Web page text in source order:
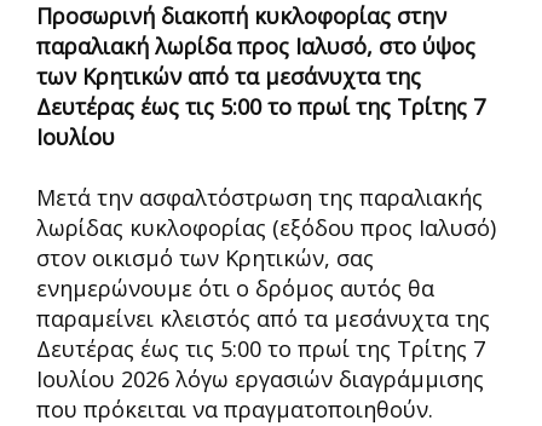
Προσωρινή διακοπή κυκλοφορίας στην
παραλιακή λωρίδα προς Ιαλυσό, στο ύψος
των Κρητικών από τα μεσάνυχτα της
Δευτέρας έως τις 5:00 το πρωί της Τρίτης 7
Ιουλίου
Μετά την ασφαλτόστρωση της παραλιακής
λωρίδας κυκλοφορίας (εξόδου προς Ιαλυσό)
στον οικισμό των Κρητικών, σας
ενημερώνουμε ότι ο δρόμος αυτός θα
παραμείνει κλειστός από τα μεσάνυχτα της
Δευτέρας έως τις 5:00 το πρωί της Τρίτης 7
Ιουλίου 2026 λόγω εργασιών διαγράμμισης
που πρόκειται να πραγματοποιηθούν.